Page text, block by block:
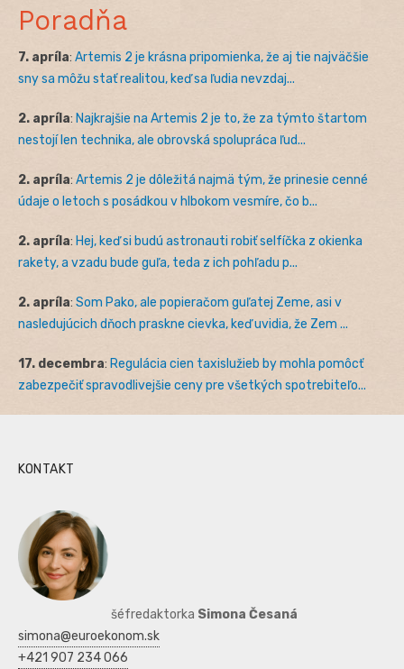
Poradňa
7. apríla: Artemis 2 je krásna pripomienka, že aj tie najväčšie
sny sa môžu stať realitou, keď sa ľudia nevzdaj...
2. apríla: Najkrajšie na Artemis 2 je to, že za týmto štartom
nestojí len technika, ale obrovská spolupráca ľud...
2. apríla: Artemis 2 je dôležitá najmä tým, že prinesie cenné
údaje o letoch s posádkou v hlbokom vesmíre, čo b...
2. apríla: Hej, keď si budú astronauti robiť selfíčka z okienka
rakety, a vzadu bude guľa, teda z ich pohľadu p...
2. apríla: Som Pako, ale popieračom guľatej Zeme, asi v
nasledujúcich dňoch praskne cievka, keď uvidia, že Zem ...
17. decembra: Regulácia cien taxislužieb by mohla pomôcť
zabezpečiť spravodlivejšie ceny pre všetkých spotrebiteľo...
KONTAKT
šéfredaktorka Simona Česaná
simona@euroekonom.sk
+421 907 234 066